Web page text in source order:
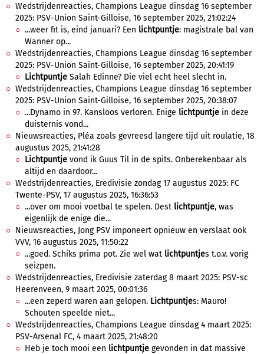
Wedstrijdenreacties, Champions League dinsdag 16 september
2025: PSV-Union Saint-Gilloise, 16 september 2025, 21:02:24
...weer fit is, eind januari? Een lichtpuntje: magistrale bal van
Wanner op...
Wedstrijdenreacties, Champions League dinsdag 16 september
2025: PSV-Union Saint-Gilloise, 16 september 2025, 20:41:19
Lichtpuntje Salah Edinne? Die viel echt heel slecht in.
Wedstrijdenreacties, Champions League dinsdag 16 september
2025: PSV-Union Saint-Gilloise, 16 september 2025, 20:38:07
...Dynamo in 97. Kansloos verloren. Enige lichtpuntje in deze
duisternis vond...
Nieuwsreacties, Pléa zoals gevreesd langere tijd uit roulatie, 18
augustus 2025, 21:41:28
Lichtpuntje vond ik Guus Til in de spits. Onberekenbaar als
altijd en daardoor...
Wedstrijdenreacties, Eredivisie zondag 17 augustus 2025: FC
Twente-PSV, 17 augustus 2025, 16:36:53
...over om mooi voetbal te spelen. Dest lichtpuntje, was
eigenlijk de enige die...
Nieuwsreacties, Jong PSV imponeert opnieuw en verslaat ook
VVV, 16 augustus 2025, 11:50:22
...goed. Schiks prima pot. Zie wel wat lichtpuntjes t.o.v. vorig
seizpen.
Wedstrijdenreacties, Eredivisie zaterdag 8 maart 2025: PSV-sc
Heerenveen, 9 maart 2025, 00:01:36
...een zeperd waren aan gelopen. Lichtpuntjes: Mauro!
Schouten speelde niet...
Wedstrijdenreacties, Champions League dinsdag 4 maart 2025:
PSV-Arsenal FC, 4 maart 2025, 21:48:20
Heb je toch mooi een lichtpuntje gevonden in dat massive